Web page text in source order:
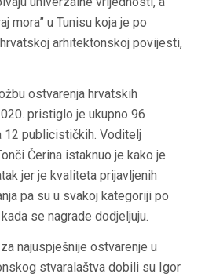
mora” u Tunisu koja je po
arhitektonskoj povijesti,
ostvarenja hrvatskih
pristiglo je ukupno 96
12 publicističkih. Voditelj
Čerina istaknuo je kako je
jer je kvaliteta prijavljenih
pa su u svakoj kategoriji po
se nagrade dodjeljuju.
najuspješnije ostvarenje u
stvaralaštva dobili su Igor